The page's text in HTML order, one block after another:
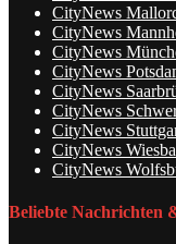
CityNews
CityNews
CityNews
CityNews
CityNews
CityNews
CityNews
CityNews
CityNews
Beliebte Nachrichten